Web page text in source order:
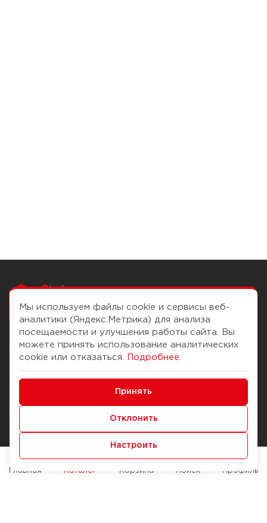
Чтобы вам легко
О компании
История Компании
Журнал
Наши марки
Брендирование
Помощь
Доставка и оплата
Способы оплаты
Служба контроля качества
Мы используем файлы cookie и сервисы веб-
аналитики (Яндекс.Метрика) для анализа
посещаемости и улучшения работы сайта. Вы
можете принять использование аналитических
cookie или отказаться.
Подробнее
Принять
Отклонить
Настроить
Главная Каталог Корзина Поиск Профиль